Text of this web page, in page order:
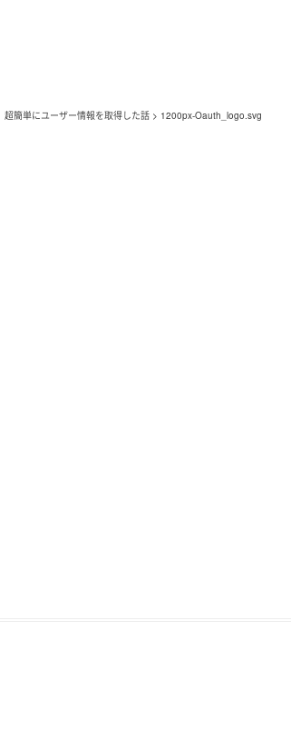
簡単にユーザー情報を取得した話 > 1200px-Oauth_logo.svg